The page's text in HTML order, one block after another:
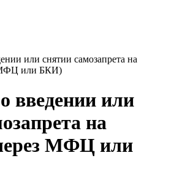
или снятии самозапрета на
МФЦ или БКИ)
введении или
на
МФЦ или